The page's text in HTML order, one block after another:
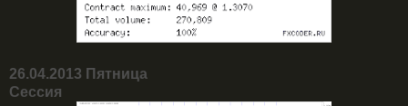
26.04.2013 Пятница
Сессия